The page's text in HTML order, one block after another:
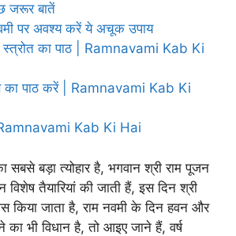
जरूर बातें
पर अवश्य करें ये अचूक उपाय
स्त्रोत का पाठ | Ramnavami Kab Ki
का पाठ करें | Ramnavami Kab Ki
Kab Ki Hai
सबसे बड़ा त्योहार है, भगवान श्री राम पूजन
तैयारियां की जाती हैं, इस दिन श्री
किया जाता है, राम नवमी के दिन हवन और
भी विधान है, तो आइए जाने हैं, वर्ष